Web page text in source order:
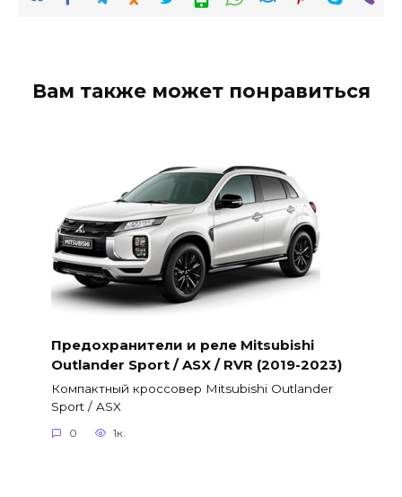
Вам также может понравиться
Предохранители и реле Mitsubishi
Outlander Sport / ASX / RVR (2019-2023)
Компактный кроссовер Mitsubishi Outlander
Sport / ASX
0 1к.